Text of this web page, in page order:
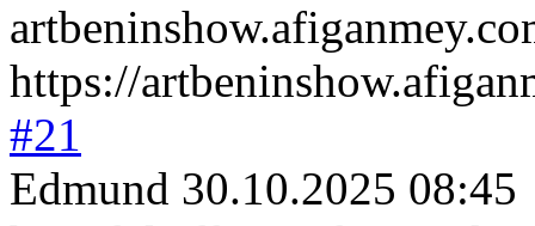
artbeninshow.af
https://
#21
Edmund 30.10.2025 08:45